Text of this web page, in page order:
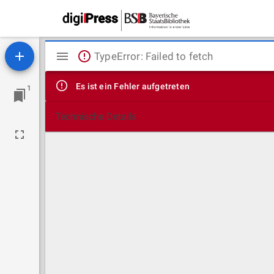
1
Mirador
Viewer
TypeError: Failed to fetch
Es ist ein Fehler aufgetreten
Technische Details